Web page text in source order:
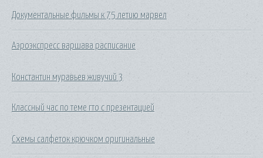
Документальные фильмы к 75 летию марвел
Аэроэкспресс варшава расписание
Константин муравьев живучий 3
Классный час по теме гто с презентацией
Схемы салфеток крючком оригинальные